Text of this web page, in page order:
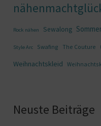
Rock nähen Sewalong
Style Arc Swafing The Couture
Weihnachtskleid
Neuste Beiträge